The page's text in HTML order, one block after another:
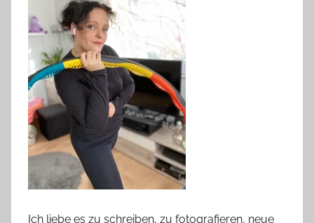
Ich liebe es zu schreiben, zu fotografieren, neue